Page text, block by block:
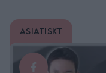
med: Kokt ris och
stekpanna tills lätt
Asiatiskt